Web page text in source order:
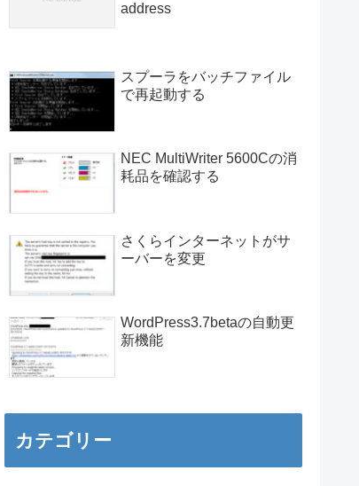
address
スプーラをバッチファイル
で再起動する
NEC MultiWriter 5600Cの消
耗品を確認する
さくらインターネットがサ
ーバーを変更
WordPress3.7betaの自動更
新機能
カテゴリー